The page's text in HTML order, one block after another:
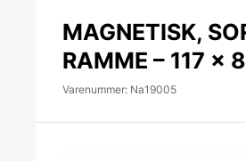
MAGNETISK,
RAMME – 117 x
Varenummer: Na19005